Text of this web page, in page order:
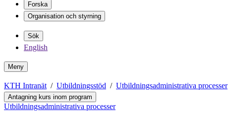
Forska
Organisation och styrning
Sök
English
Meny
KTH Intranät Utbildningsstöd Utbildningsadministrativa processer
Antagning kurs inom program
Utbildningsadministrativa processer